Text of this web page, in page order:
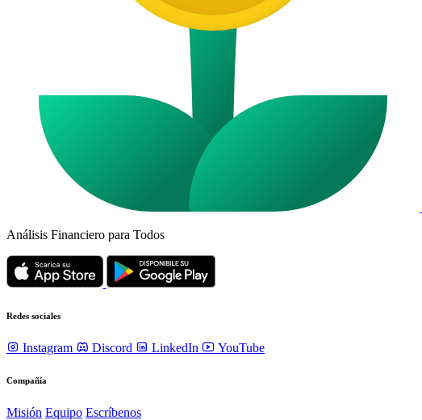
Análisis Financiero para Todos
Redes sociales
Instagram Discord LinkedIn YouTube
Compañía
Misión Equipo Escríbenos